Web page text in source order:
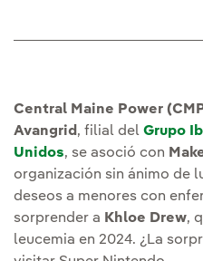
Central Maine Power
Avangrid , filial del Grupo
Unidos, se asoció con
organización sin ánimo de
deseos a menores con
sorprender a Khloe Drew,
leucemia en 2024. ¿La